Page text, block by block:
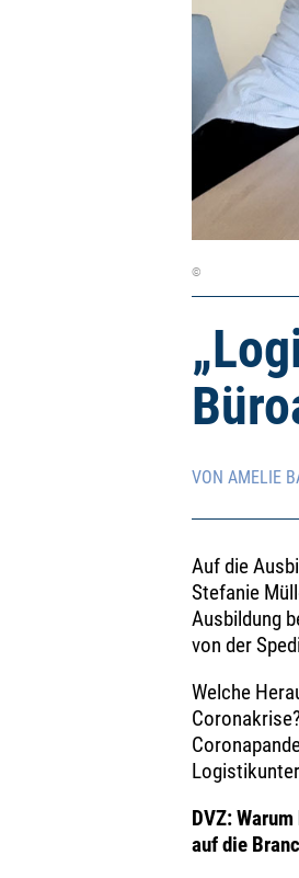
©
VON AMELIE
Auf die
Stefanie
Ausbildung
von der
Welche
DVZ:
auf die